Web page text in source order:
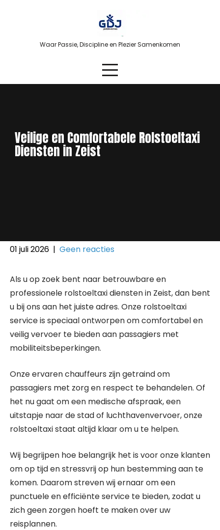
Waar Passie, Discipline en Plezier Samenkomen
Veilige en Comfortabele Rolstoeltaxi
Diensten in Zeist
01 juli 2026 | Geen reacties
Als u op zoek bent naar betrouwbare en
professionele rolstoeltaxi diensten in Zeist, dan bent
u bij ons aan het juiste adres. Onze rolstoeltaxi
service is speciaal ontworpen om comfortabel en
veilig vervoer te bieden aan passagiers met
mobiliteitsbeperkingen.
Onze ervaren chauffeurs zijn getraind om
passagiers met zorg en respect te behandelen. Of
het nu gaat om een medische afspraak, een
uitstapje naar de stad of luchthavenvervoer, onze
rolstoeltaxi staat altijd klaar om u te helpen.
Wij begrijpen hoe belangrijk het is voor onze klanten
om op tijd en stressvrij op hun bestemming aan te
komen. Daarom streven wij ernaar om een
punctuele en efficiënte service te bieden, zodat u
zich geen zorgen hoeft te maken over uw
reisplannen.